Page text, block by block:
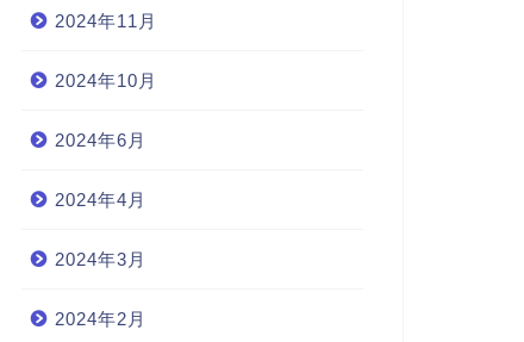
2024年11月
2024年10月
2024年6月
2024年4月
2024年3月
2024年2月